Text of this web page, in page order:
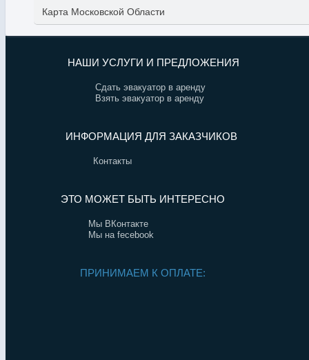
Карта Московской Области
НАШИ УСЛУГИ И ПРЕДЛОЖЕНИЯ
Сдать эвакуатор в аренду
Взять эвакуатор в аренду
ИНФОРМАЦИЯ ДЛЯ ЗАКАЗЧИКОВ
Контакты
ЭТО МОЖЕТ БЫТЬ ИНТЕРЕСНО
Мы ВКонтакте
Мы на fecebook
ПРИНИМАЕМ К ОПЛАТЕ: